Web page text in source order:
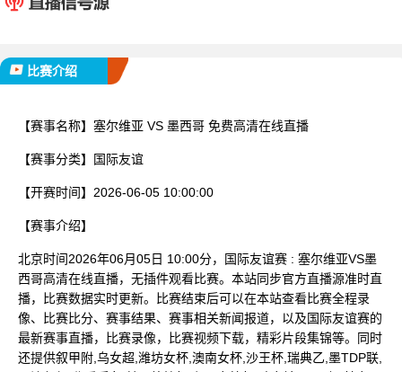
比赛介绍
【赛事名称】 塞尔维亚 VS 墨西哥 免费高清在线直播
【赛事分类】 国际友谊
【开赛时间】 2026-06-05 10:00:00
【赛事介绍】
北京时间2026年06月05日 10:00分，国际友谊赛 : 塞尔维亚VS墨
西哥高清在线直播，无插件观看比赛。本站同步官方直播源准时直
播，比赛数据实时更新。比赛结束后可以在本站查看比赛全程录
像、比赛比分、赛事结果、赛事相关新闻报道，以及国际友谊赛的
最新赛事直播，比赛录像，比赛视频下载，精彩片段集锦等。同时
还提供叙甲附,乌女超,潍坊女杯,澳南女杯,沙王杯,瑞典乙,墨TDP联,